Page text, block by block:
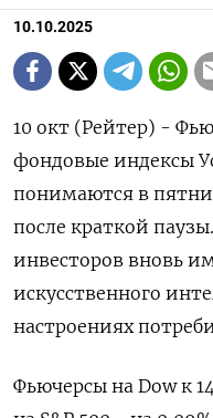
10.10.2025
10 окт (Рейтер) -
фондовые индексы
понимаются в
после краткой
инвесторов вновь
искусственного
настроениях
Фьючерсы на Dow к